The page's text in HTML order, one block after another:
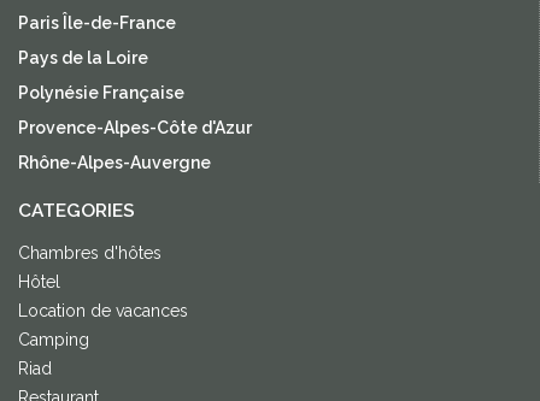
Paris Île-de-France
Pays de la Loire
Polynésie Française
Provence-Alpes-Côte d'Azur
Rhône-Alpes-Auvergne
CATEGORIES
Chambres d'hôtes
Hôtel
Location de vacances
Camping
Riad